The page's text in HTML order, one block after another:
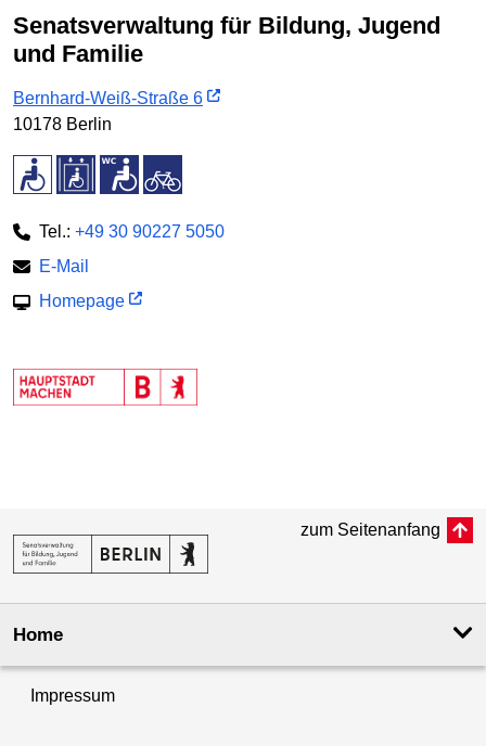
Senatsverwaltung für Bildung, Jugend
und Familie
Bernhard-Weiß-Straße 6
10178 Berlin
Tel.: +49 30 90227 5050
E-Mail
Homepage
zum Seitenanfang
Home
Impressum